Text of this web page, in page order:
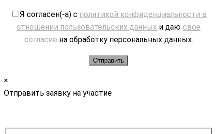
Я согласен(-а) с политикой конфиденциальности в
отношении пользовательских данных и даю свое
согласие на обработку персональных данных.
×
Отправить заявку на участие